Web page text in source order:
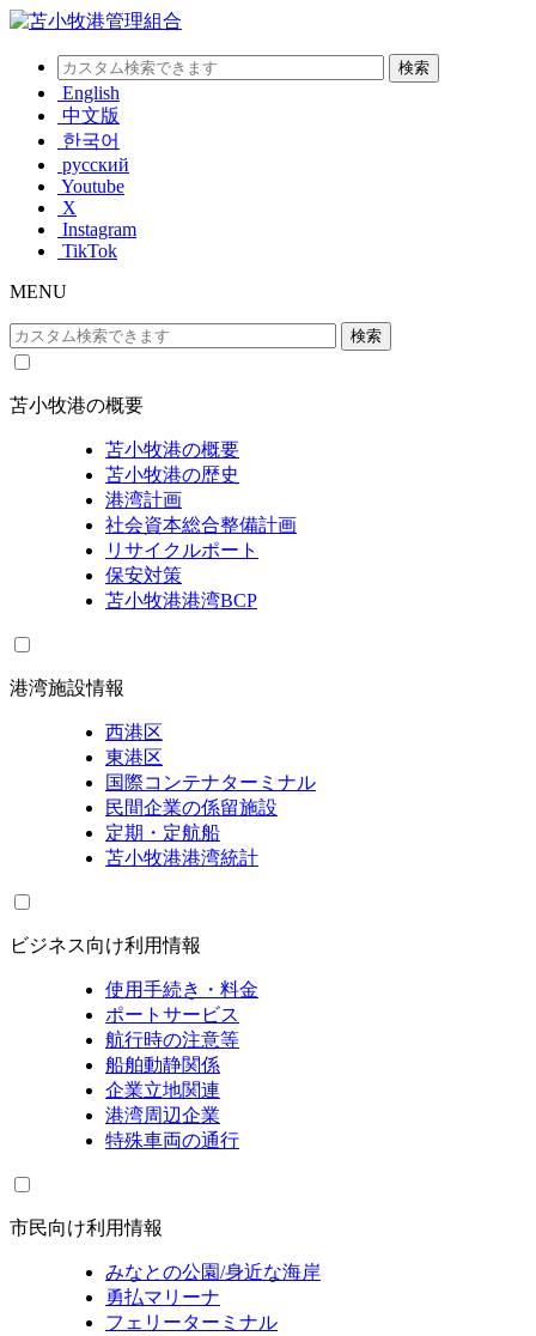
English
中文版
한국어
русский
Youtube
X
Instagram
TikTok
MENU
苫小牧港の概要
苫小牧港の概要
苫小牧港の歴史
港湾計画
社会資本総合整備計画
リサイクルポート
保安対策
苫小牧港港湾BCP
港湾施設情報
西港区
東港区
国際コンテナターミナル
民間企業の係留施設
定期・定航船
苫小牧港港湾統計
ビジネス向け利用情報
使用手続き・料金
ポートサービス
航行時の注意等
船舶動静関係
企業立地関連
港湾周辺企業
特殊車両の通行
市民向け利用情報
みなとの公園/身近な海岸
勇払マリーナ
フェリーターミナル